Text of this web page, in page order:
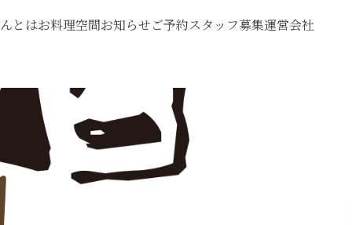
とはお料理空間お知らせご予約スタッフ募集運営会社